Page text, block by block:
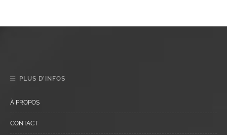
PLUS D’INFOS
À PROPOS
CONTACT